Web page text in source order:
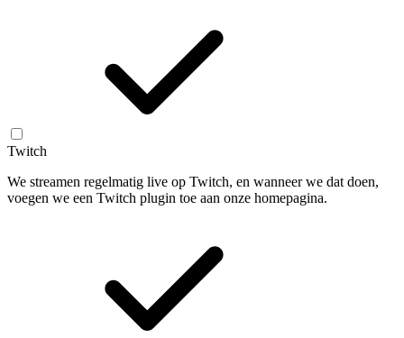
Twitch
We streamen regelmatig live op Twitch, en wanneer we dat doen,
voegen we een Twitch plugin toe aan onze homepagina.